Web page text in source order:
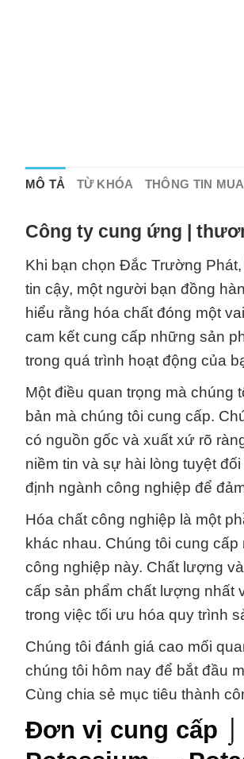
MÔ TẢ TỪ KHÓA THÔNG TIN
Công ty cung ứng |
Khi bạn chọn Đắc Trường
tin cậy, một người bạn đồng
hiểu rằng hóa chất đóng một
cam kết cung cấp những sản
trong quá trình hoạt động của
Một điều quan trọng mà chúng
bản mà chúng tôi cung cấp.
có nguồn gốc và xuất xứ rõ
niềm tin và sự hài lòng tuyệt
định ngành công nghiệp để
Hóa chất công nghiệp là một
khác nhau. Chúng tôi cung
công nghiệp này. Chất lượng
cấp sản phẩm chất lượng nhất
trong việc tối ưu hóa quy trình
Chúng tôi đánh giá cao mối
chúng tôi hôm nay để bắt đầu
Cùng chia sẻ mục tiêu thành
Đơn vị cung cấp ⌡